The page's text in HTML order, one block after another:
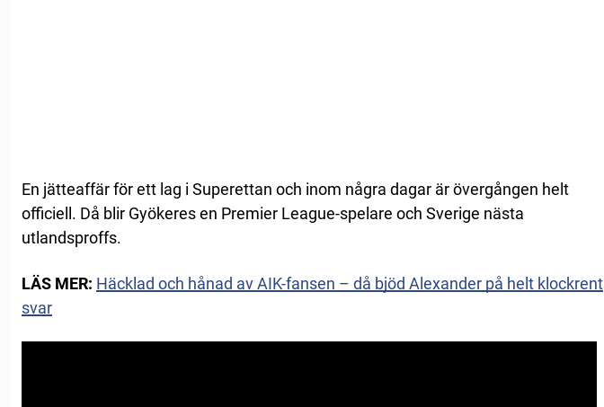
En jätteaffär för ett lag i Superettan och inom några dagar är övergången helt
officiell. Då blir Gyökeres en Premier League-spelare och Sverige nästa
utlandsproffs.
LÄS MER: Häcklad och hånad av AIK-fansen – då bjöd Alexander på helt klockrent
svar